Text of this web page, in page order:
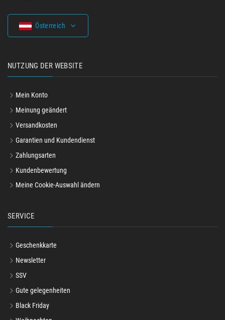
Österreich
NUTZUNG DER WEBSITE
Mein Konto
Meinung geändert
Versandkosten
Garantien und Kundendienst
Zahlungsarten
Kundenbewertung
Meine Cookie-Auswahl ändern
SERVICE
Geschenkkarte
Newsletter
SSV
Gute gelegenheiten
Black Friday